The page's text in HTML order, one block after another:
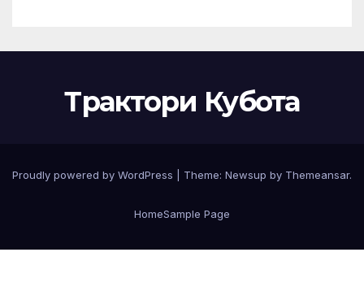
Трактори Кубота
Proudly powered by WordPress Theme: Newsup by Themeansar.
HomeSample Page